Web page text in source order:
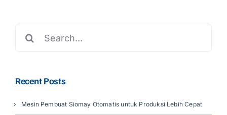
Recent Posts
Mesin Pembuat Siomay Otomatis untuk Produksi Lebih Cepat